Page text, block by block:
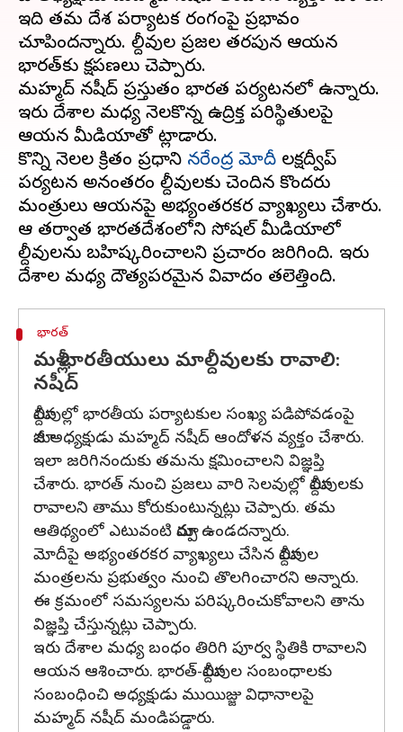
ఇది తమ దేశ పర్యాటక రంగంపై ప్రభావం
చూపిందన్నారు. మాల్దీవుల ప్రజల తరపున ఆయన
భారత్‌కు క్షమాపణలు చెప్పారు.
మహ్మద్ నషీద్ ప్రస్తుతం భారత పర్యటనలో ఉన్నారు.
ఇరు దేశాల మధ్య నెలకొన్న ఉద్రిక్త పరిస్థితులపై
ఆయన మీడియాతో మాట్లాడారు.
కొన్ని నెలల క్రితం ప్రధాని నరేంద్ర మోదీ లక్షద్వీప్
పర్యటన అనంతరం మాల్దీవులకు చెందిన కొందరు
మంత్రులు ఆయనపై అభ్యంతరకర వ్యాఖ్యలు చేశారు.
ఆ తర్వాత భారతదేశంలోని సోషల్ మీడియాలో
మాల్దీవులను బహిష్కరించాలని ప్రచారం జరిగింది. ఇరు
భారత్
మళ్లీ భారతీయులు మాల్దీవులకు రావాలి:
నషీద్
మాల్దీవుల్లో భారతీయ పర్యాటకుల సంఖ్య పడిపోవడంపై
మాజీ అధ్యక్షుడు మహ్మద్ నషీద్ ఆందోళన వ్యక్తం చేశారు.
ఇలా జరిగినందుకు తమను క్షమించాలని విజ్ఞప్తి
చేశారు. భారత్ నుంచి ప్రజలు వారి సెలవుల్లో మాల్దీవులకు
రావాలని తాము కోరుకుంటున్నట్లు చెప్పారు. తమ
ఆతిథ్యంలో ఎటువంటి మార్పు ఉండదన్నారు.
మోదీపై అభ్యంతరకర వ్యాఖ్యలు చేసిన మాల్దీవుల
మంత్రలను ప్రభుత్వం నుంచి తొలగించారని అన్నారు.
ఈ క్రమంలో సమస్యలను పరిష్కరించుకోవాలని తాను
విజ్ఞప్తి చేస్తున్నట్లు చెప్పారు.
ఇరు దేశాల మధ్య బంధం తిరిగి పూర్వ స్థితికి రావాలని
ఆయన ఆశించారు. భారత్-మాల్దీవుల సంబంధాలకు
సంబంధించి అధ్యక్షుడు ముయిజ్జు విధానాలపై
మహ్మద్ నషీద్ మండిపడ్డారు.